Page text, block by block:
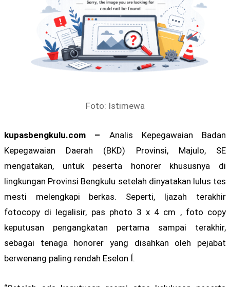
Foto: Istimewa
kupasbengkulu.com – Analis Kepegawaian Badan
Kepegawaian Daerah (BKD) Provinsi, Majulo, SE
mengatakan, untuk peserta honorer khususnya di
lingkungan Provinsi Bengkulu setelah dinyatakan lulus tes
mesti melengkapi berkas. Seperti, Ijazah terakhir
fotocopy di legalisir, pas photo 3 x 4 cm , foto copy
keputusan pengangkatan pertama sampai terakhir,
sebagai tenaga honorer yang disahkan oleh pejabat
berwenang paling rendah Eselon Í.